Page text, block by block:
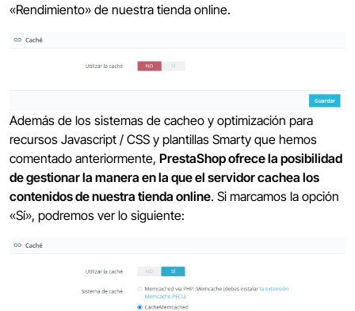
«Rendimiento» de nuestra tienda online.
Además de los sistemas de cacheo y optimización para
recursos Javascript / CSS y plantillas Smarty que hemos
comentado anteriormente, PrestaShop ofrece la posibilidad
de gestionar la manera en la que el servidor cachea los
contenidos de nuestra tienda online. Si marcamos la opción
«Sí», podremos ver lo siguiente: